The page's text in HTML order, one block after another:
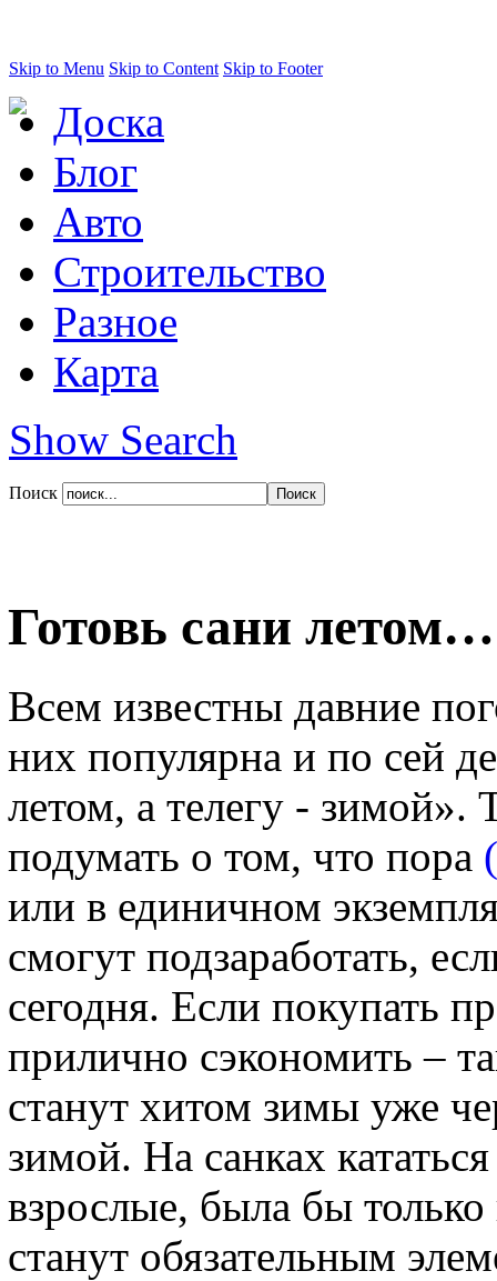
Skip to Menu Skip to Content Skip to Footer
Доска
Блог
Авто
Строительство
Разное
Карта
Show Search
Поиск
Готовь сани летом…
Всем известны давние
них популярна и по сей
летом, а телегу - зимой».
подумать о том, что пора
или в единичном
смогут подзаработать,
сегодня. Если покупать
прилично сэкономить –
станут хитом зимы уже
зимой. На санках
взрослые, была бы
станут обязательным